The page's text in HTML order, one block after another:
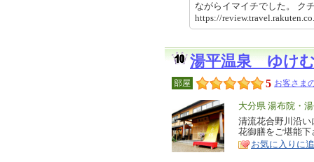
ながらイマイチでした。
https://
湯平温泉 ゆけ
部屋 5 お客さま
エ
リ
ア
大分県 湯布院・
特
徴
清流花合野川沿
花御膳をご堪能下
お気に入りに